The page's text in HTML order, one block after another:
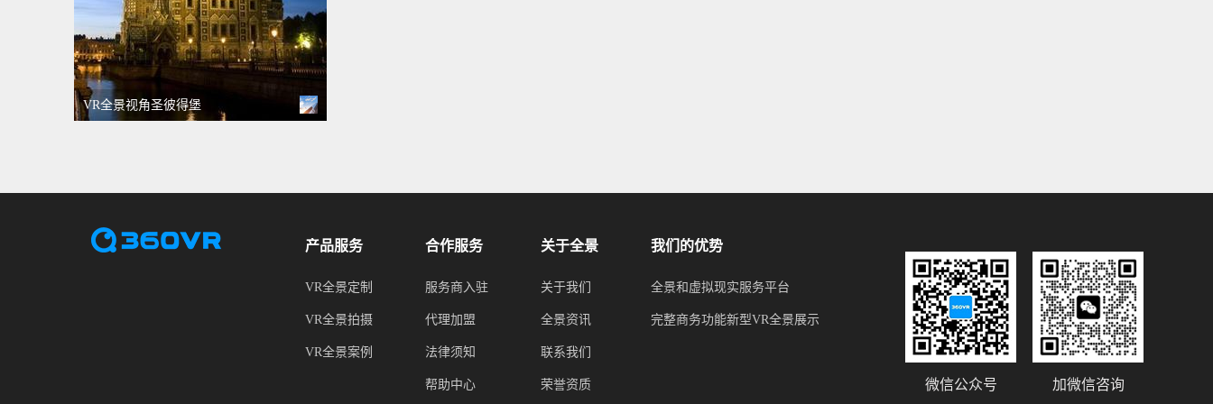
VR全景视角圣彼得堡
产品服务
VR全景定制
VR全景拍摄
VR全景案例
合作服务
服务商入驻
代理加盟
法律须知
帮助中心
关于全景
关于我们
全景资讯
联系我们
荣誉资质
我们的优势
全景和虚拟现实服务平台
完整商务功能新型VR全景展示
微信公众号 加微信咨询